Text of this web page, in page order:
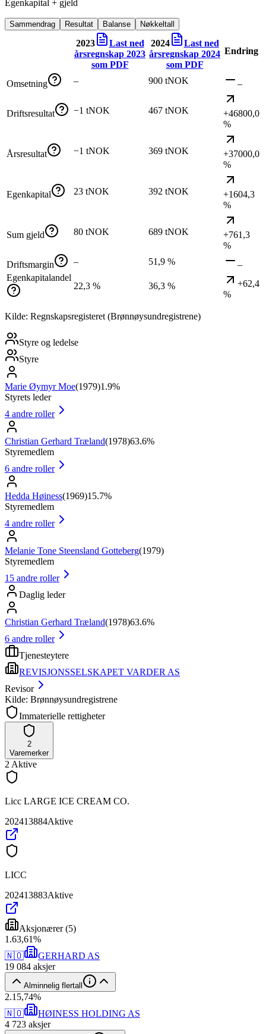
Egenkapital + gjeld
Sammendrag Resultat Balanse Nøkkeltall
2023
Last ned
årsregnskap 2023
som PDF
2024
Last ned
årsregnskap 2024
som PDF
Endring
Omsetning – 900 tNOK –
Driftsresultat −1 tNOK 467 tNOK
+46800,0
%
Årsresultat −1 tNOK 369 tNOK
+37000,0
%
Egenkapital 23 tNOK 392 tNOK
+1604,3
%
Sum gjeld 80 tNOK 689 tNOK
+761,3
%
Driftsmargin
– 51,9 %
–
Egenkapitalandel
22,3 %
36,3 %
+62,4
%
Kilde: Regnskapsregisteret (Brønnøysundregistrene)
Styre og ledelse
Styre
Marie Øymyr Moe(1979)1.9%
Styrets leder
4 andre roller
Christian Gerhard Træland(1978)63.6%
Styremedlem
6 andre roller
Hedda Høiness(1969)15.7%
Styremedlem
4 andre roller
Melanie Tone Steensland Gotteberg(1979)
Styremedlem
15 andre roller
Daglig leder
Christian Gerhard Træland(1978)63.6%
6 andre roller
Tjenesteytere
REVISJONSSELSKAPET VARDER AS
Revisor
Kilde: Brønnøysundregistrene
Immaterielle rettigheter
2
Varemerker
2 Aktive
Licc LARGE ICE CREAM CO.
202413884Aktive
LICC
202413883Aktive
Aksjonærer(5)
1 .63,61%
🇳🇴
GERHARD AS
19 084 aksjer
Alminnelig flertall
2.15,74%
🇳🇴
HØINESS HOLDING AS
4 723 aksjer